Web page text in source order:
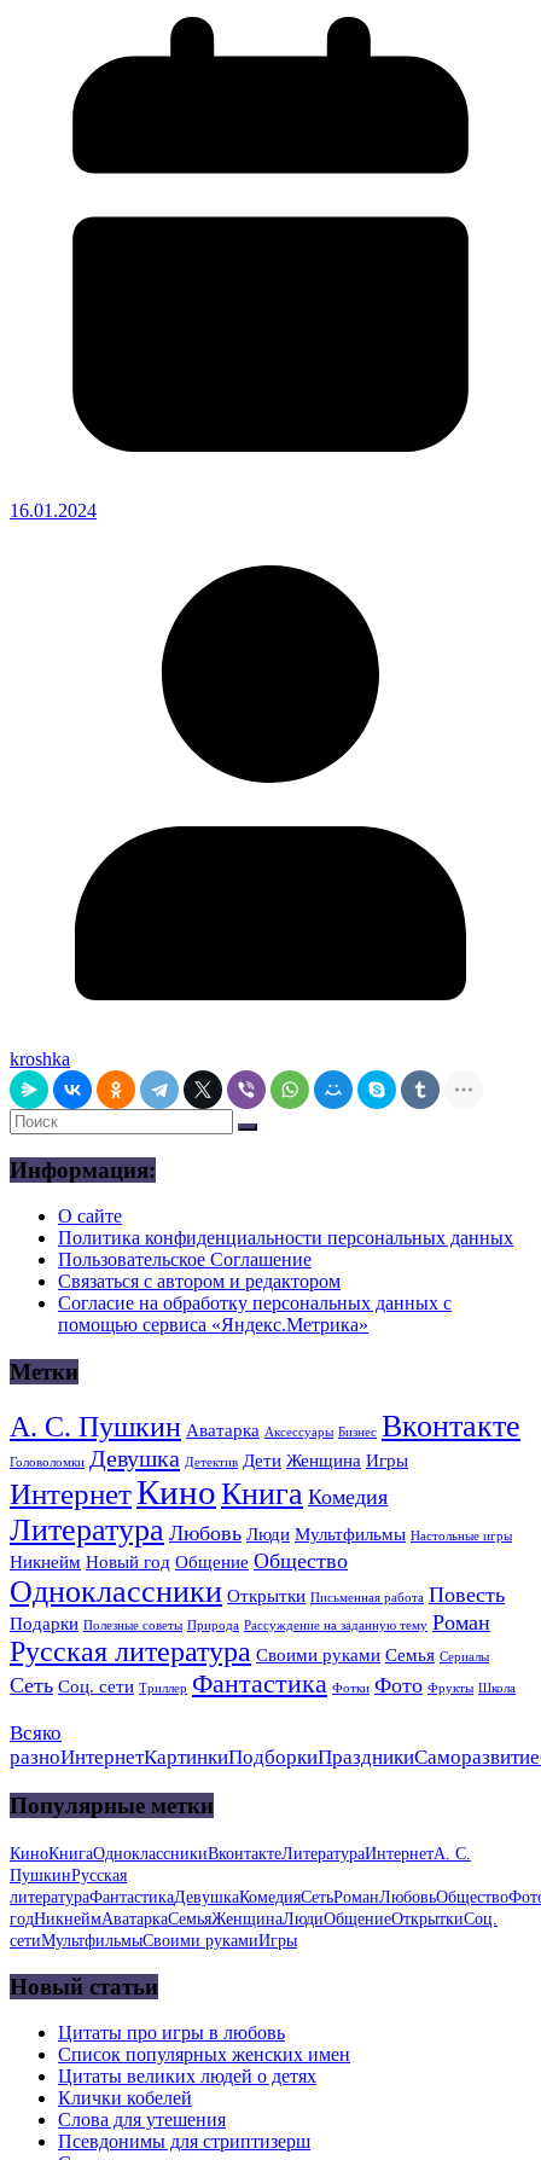
16.01.2024
kroshka
Информация:
О сайте
Политика конфиденциальности персональных данных
Пользовательское Соглашение
Связаться с автором и редактором
Согласие на обработку персональных данных с
помощью сервиса «Яндекс.Метрика»
Метки
А. С. Пушкин Аватарка Аксессуары Бизнес Вконтакте
Головоломки Девушка Детектив Дети Женщина Игры
ИнтернетКиноКнига Комедия
Литература Любовь Люди Мультфильмы Настольные игры
Никнейм Новый год Общение Общество
Одноклассники Открытки Письменная работа Повесть
Подарки Полезные советы Природа Рассуждение на заданную тему Роман
Русская литература Своими руками Семья Сериалы
Сеть Соц. сети Триллер Фантастика Фотки Фото Фрукты Школа
Всяко
разноИнтернетКартинкиПодборкиПраздникиСаморазвитие
Популярные метки
КиноКнигаОдноклассникиВконтактеЛитератураИнтернетА. С.
ПушкинРусская
литератураФантастикаДевушкаКомедияСетьРоманЛюбовьОбщество
годНикнеймАватаркаСемьяЖенщинаЛюдиОбщениеОткрыткиСоц.
сетиМультфильмыСвоими рукамиИгры
Новый статьи
Цитаты про игры в любовь
Список популярных женских имен
Цитаты великих людей о детях
Клички кобелей
Слова для утешения
Псевдонимы для стриптизерш